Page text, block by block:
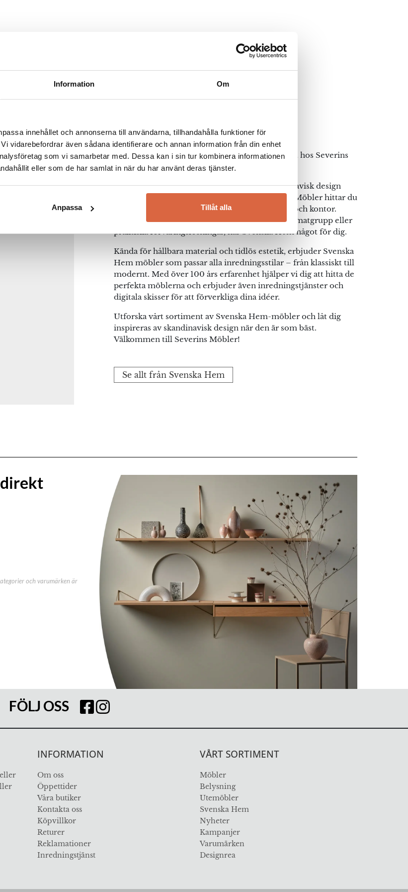
Information Om
innehållet och annonserna till användarna, tillhandahålla funktioner för
vidarebefordrar även sådana identifierare och annan information från din enhet
som vi samarbetar med. Dessa kan i sin tur kombinera informationen
eller som de har samlat in när du har använt deras tjänster.
Anpassa Tillåt alla
till nästa gång jag skriver en kommentar.
Svenska Hem
Svenska Hem – Skandinavisk design och kvalitet hos Severins
Möbler
Upptäck möbler från Svenska Hem, där skandinavisk design
möter kvalitet och funktionalitet. Hos Severins Möbler hittar du
ett noga utvalt sortiment som passar både hem och kontor.
Oavsett om du söker en elegant soffa, en stilren matgrupp eller
praktiska förvaringslösningar, har Svenska Hem något för dig.
Kända för hållbara material och tidlös estetik, erbjuder Svenska
Hem möbler som passar alla inredningsstilar – från klassiskt till
modernt. Med över 100 års erfarenhet hjälper vi dig att hitta de
perfekta möblerna och erbjuder även inredningstjänster och
digitala skisser för att förverkliga dina idéer.
Utforska vårt sortiment av Svenska Hem-möbler och låt dig
inspireras av skandinavisk design när den är som bäst.
Välkommen till Severins Möbler!
Se allt från Svenska Hem
och varumärken är
FÖLJ OSS
INFORMATION
Om oss
Öppettider
Våra butiker
Kontakta oss
Köpvillkor
Returer
Reklamationer
Inredningstjänst
VÅRT SORTIMENT
Möbler
Belysning
Utemöbler
Svenska Hem
Nyheter
Kampanjer
Varumärken
Designrea